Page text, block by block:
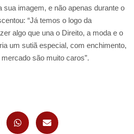
sua imagem, e não apenas durante o
“Já temos o logo da
algo que una o Direito, a moda e o
um sutiã especial, com enchimento,
são muito caros”.